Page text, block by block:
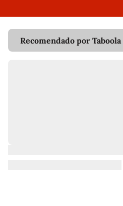
Recomendado por Taboola